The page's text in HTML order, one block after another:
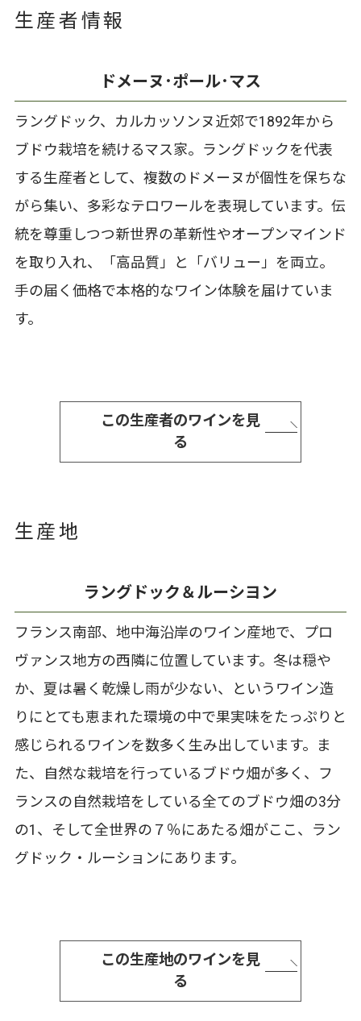
生産者情報
ドメーヌ･ポール･マス
ラングドック、カルカッソンヌ近郊で1892年から
ブドウ栽培を続けるマス家。ラングドックを代表
する生産者として、複数のドメーヌが個性を保ちな
がら集い、多彩なテロワールを表現しています。伝
統を尊重しつつ新世界の革新性やオープンマインド
を取り入れ、「高品質」と「バリュー」を両立。
手の届く価格で本格的なワイン体験を届けていま
す。
この生産者のワインを見
る
生産地
ラングドック＆ルーシヨン
フランス南部、地中海沿岸のワイン産地で、プロ
ヴァンス地方の西隣に位置しています。冬は穏や
か、夏は暑く乾燥し雨が少ない、というワイン造
りにとても恵まれた環境の中で果実味をたっぷりと
感じられるワインを数多く生み出しています。ま
た、自然な栽培を行っているブドウ畑が多く、フ
ランスの自然栽培をしている全てのブドウ畑の3分
の1、そして全世界の７％にあたる畑がここ、ラン
グドック・ルーションにあります。
この生産地のワインを見
る